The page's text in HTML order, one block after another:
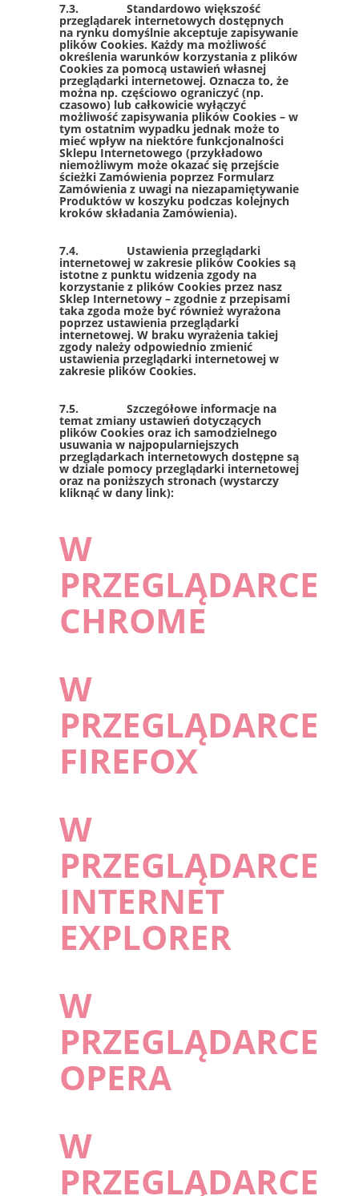
7.3. Standardowo większość
przeglądarek internetowych dostępnych
na rynku domyślnie akceptuje zapisywanie
plików Cookies. Każdy ma możliwość
określenia warunków korzystania z plików
Cookies za pomocą ustawień własnej
przeglądarki internetowej. Oznacza to, że
można np. częściowo ograniczyć (np.
czasowo) lub całkowicie wyłączyć
możliwość zapisywania plików Cookies – w
tym ostatnim wypadku jednak może to
mieć wpływ na niektóre funkcjonalności
Sklepu Internetowego (przykładowo
niemożliwym może okazać się przejście
ścieżki Zamówienia poprzez Formularz
Zamówienia z uwagi na niezapamiętywanie
Produktów w koszyku podczas kolejnych
kroków składania Zamówienia).
7.4. Ustawienia przeglądarki
internetowej w zakresie plików Cookies są
istotne z punktu widzenia zgody na
korzystanie z plików Cookies przez nasz
Sklep Internetowy – zgodnie z przepisami
taka zgoda może być również wyrażona
poprzez ustawienia przeglądarki
internetowej. W braku wyrażenia takiej
zgody należy odpowiednio zmienić
ustawienia przeglądarki internetowej w
zakresie plików Cookies.
7.5. Szczegółowe informacje na
temat zmiany ustawień dotyczących
plików Cookies oraz ich samodzielnego
usuwania w najpopularniejszych
przeglądarkach internetowych dostępne są
w dziale pomocy przeglądarki internetowej
oraz na poniższych stronach (wystarczy
kliknąć w dany link):
W
PRZEGLĄDARCE
CHROME
W
PRZEGLĄDARCE
FIREFOX
W
PRZEGLĄDARCE
INTERNET
EXPLORER
W
PRZEGLĄDARCE
OPERA
W
PRZEGLĄDARCE